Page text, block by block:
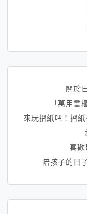
關於
「萬用書
來玩摺紙吧！摺
喜
陪孩子的日